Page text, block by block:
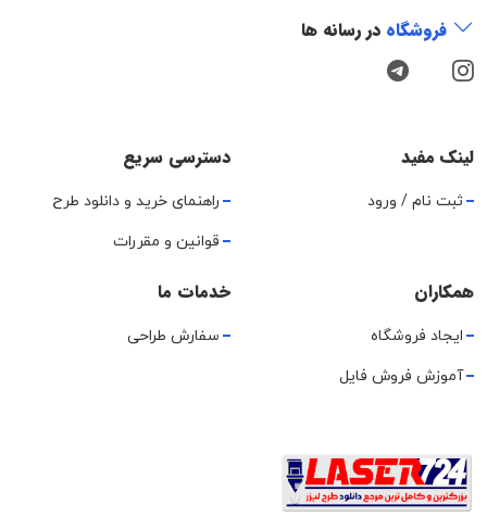
فروشگاه در رسانه ها
لینک مفید
ثبت نام / ورود
دسترسی سریع
راهنمای خرید و دانلود طرح
قوانین و مقررات
همکاران
ایجاد فروشگاه
آموزش فروش فایل
خدمات ما
سفارش طراحی